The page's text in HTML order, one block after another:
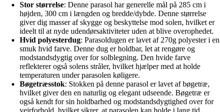
Stor størrelse: Denne parasol har generelle mål på 285 cm i
højden, 300 cm i længden og bredde/dybde. Denne størrelse
giver dig masser af skygge og beskyttelse mod solen, hvilket er
ideelt til at nyde udendørsaktiviteter uden at blive overophedet.
Hvid polyesterdug: Parasoldugen er lavet af 270g polyester i en
smuk hvid farve. Denne dug er holdbar, let at rengøre og
modstandsdygtig over for solblegning. Den hvide farve
reflekterer også solens stråler, hvilket hjælper med at holde
temperaturen under parasolen køligere.
Bøgetræsstok: Stokken på denne parasol er lavet af bøgetræ,
hvilket giver den en naturlig og elegant udseende. Bøgetræ er
også kendt for sin holdbarhed og modstandsdygtighed over for